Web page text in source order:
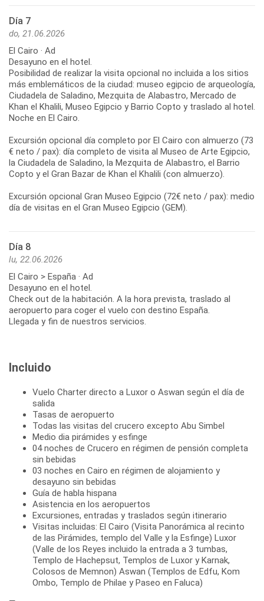
Día 7
do, 21.06.2026
El Cairo · Ad
Desayuno en el hotel.
Posibilidad de realizar la visita opcional no incluida a los sitios
más emblemáticos de la ciudad: museo egipcio de arqueología,
Ciudadela de Saladino, Mezquita de Alabastro, Mercado de
Khan el Khalili, Museo Egipcio y Barrio Copto y traslado al hotel.
Noche en El Cairo.
Excursión opcional día completo por El Cairo con almuerzo (73
€ neto / pax): día completo de visita al Museo de Arte Egipcio,
la Ciudadela de Saladino, la Mezquita de Alabastro, el Barrio
Copto y el Gran Bazar de Khan el Khalili (con almuerzo).
Excursión opcional Gran Museo Egipcio (72€ neto / pax): medio
día de visitas en el Gran Museo Egipcio (GEM).
Día 8
lu, 22.06.2026
El Cairo > España · Ad
Desayuno en el hotel.
Check out de la habitación. A la hora prevista, traslado al
aeropuerto para coger el vuelo con destino España.
Llegada y fin de nuestros servicios.
Incluido
Vuelo Charter directo a Luxor o Aswan según el día de
salida
Tasas de aeropuerto
Todas las visitas del crucero excepto Abu Simbel
Medio dia pirámides y esfinge
04 noches de Crucero en régimen de pensión completa
sin bebidas
03 noches en Cairo en régimen de alojamiento y
desayuno sin bebidas
Guía de habla hispana
Asistencia en los aeropuertos
Excursiones, entradas y traslados según itinerario
Visitas incluidas: El Cairo (Visita Panorámica al recinto
de las Pirámides, templo del Valle y la Esfinge) Luxor
(Valle de los Reyes incluido la entrada a 3 tumbas,
Templo de Hachepsut, Templos de Luxor y Karnak,
Colosos de Memnon) Aswan (Templos de Edfu, Kom
Ombo, Templo de Philae y Paseo en Faluca)